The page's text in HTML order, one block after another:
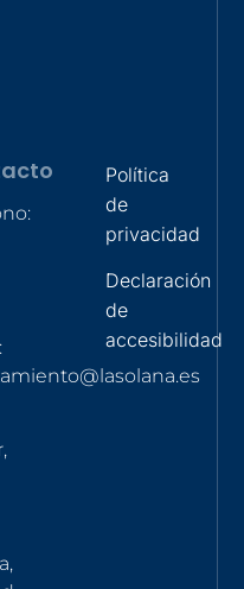
Política
de
privacidad
Declaración
de
accesibilidad